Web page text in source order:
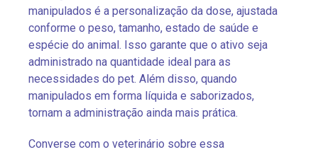
manipulados é a personalização da dose, ajustada
conforme o peso, tamanho, estado de saúde e
espécie do animal. Isso garante que o ativo seja
administrado na quantidade ideal para as
necessidades do pet. Além disso, quando
manipulados em forma líquida e saborizados,
tornam a administração ainda mais prática.
Converse com o veterinário sobre essa